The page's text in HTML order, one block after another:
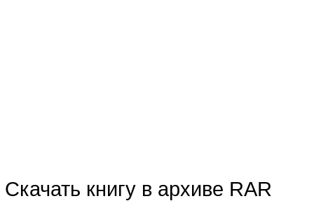
Скачать книгу в архиве RAR